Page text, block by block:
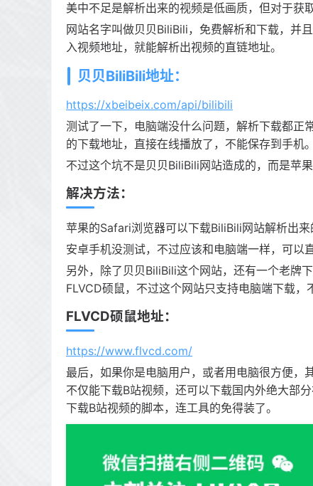
美中不足是解析出来的视频是低画质，但对于获
网站名字叫做贝贝BiliBili，免费解析和下载，并
入视频地址，就能解析出视频的直链地址。
贝贝BiliBili地址：
https://xbeibeix.com/api/bilibili
测试了一下，电脑端没什么问题，解析下载都正
的下载地址，直接在线播放了，不能保存到手机。
不过这个坑不是贝贝BiliBili网站造成的，而是苹
解决方法：
苹果的Safari浏览器可以下载BiliBili网站解析出
安卓手机没测试，不过应该和电脑端一样，可以
另外，除了贝贝BiliBili这个网站，还有一个老牌
FLVCD硕鼠，不过这个网站只支持电脑端下载，
FLVCD硕鼠地址：
https://www.flvcd.com/
最后，如果你是电脑用户，或者用电脑很方便
不仅能下载B站视频，还可以下载国内外绝大部
下载B站视频的脚本，连工具的免得装了。